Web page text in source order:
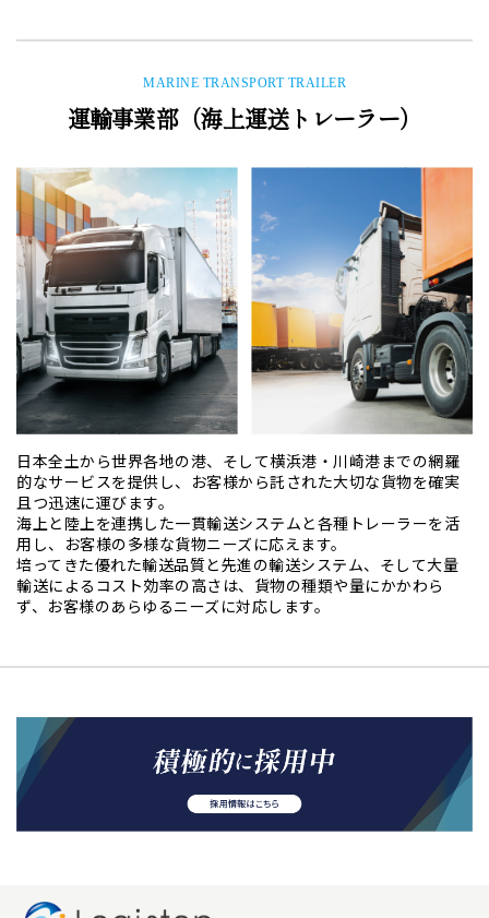
MARINE TRANSPORT TRAILER
運輸事業部（海上運送トレーラー）
日本全土から世界各地の港、そして横浜港・川崎港までの網羅
的なサービスを提供し、お客様から託された大切な貨物を確実
且つ迅速に運びます。
海上と陸上を連携した一貫輸送システムと各種トレーラーを活
用し、お客様の多様な貨物ニーズに応えます。
培ってきた優れた輸送品質と先進の輸送システム、そして大量
輸送によるコスト効率の高さは、貨物の種類や量にかかわら
ず、お客様のあらゆるニーズに対応します。